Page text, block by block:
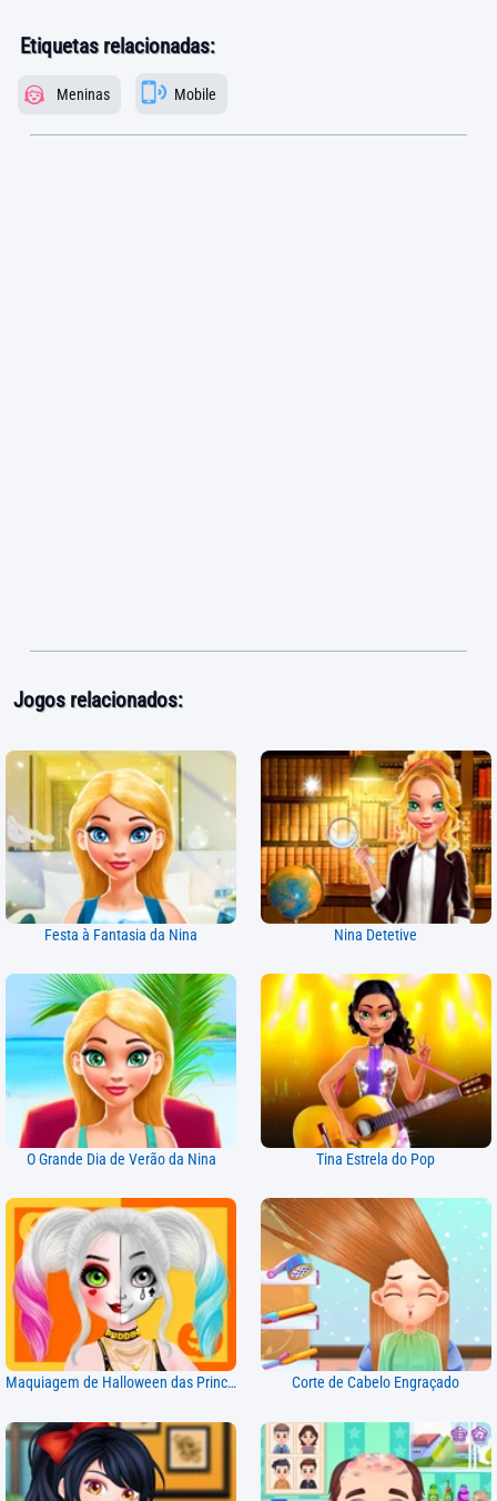
Etiquetas relacionadas:
Meninas Mobile
Jogos relacionados:
Festa à Fantasia da Nina Nina Detetive
O Grande Dia de Verão da Nina Tina Estrela do Pop
Maquiagem de Halloween das Princesas Corte de Cabelo Engraçado